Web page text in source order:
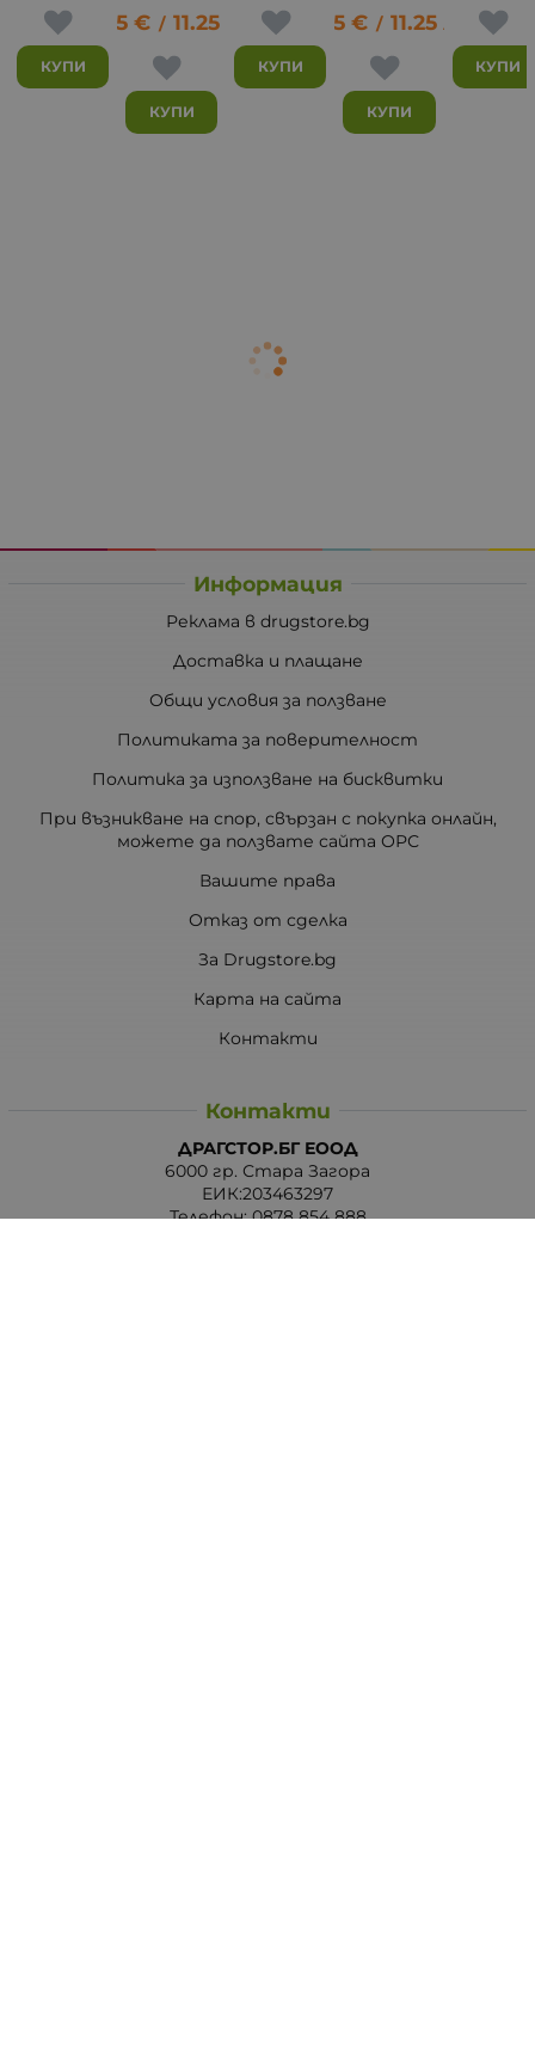
КУПИ
5.75 € / 11.25
КУПИ
КУПИ
5.75 € / 11.25 лв.
КУПИ
КУПИ
Информация
Реклама в drugstore.bg
Доставка и плащане
Общи условия за ползване
Политиката за поверителност
Политика за използване на бисквитки
При възникване на спор, свързан с покупка онлайн,
можете да ползвате сайта ОРС
Вашите права
Отказ от сделка
За Drugstore.bg
Карта на сайта
Контакти
Контакти
ДРАГСТОР.БГ ЕООД
6000 гр. Стара Загора
ЕИК:203463297
Телефон:0878 854 888